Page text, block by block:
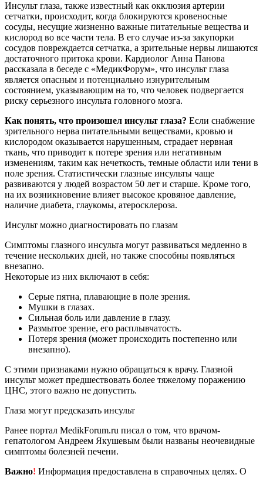
Инсульт глаза, также известный как окклюзия артерии
сетчатки, происходит, когда блокируются кровеносные
сосуды, несущие жизненно важные питательные вещества и
кислород во все части тела. В его случае из-за закупорки
сосудов повреждается сетчатка, а зрительные нервы лишаются
достаточного притока крови. Кардиолог Анна Панова
рассказала в беседе с «МедикФорум», что инсульт глаза
является опасным и потенциально изнурительным
состоянием, указывающим на то, что человек подвергается
риску серьезного инсульта головного мозга.
Как понять, что произошел инсульт глаза? Если снабжение
зрительного нерва питательными веществами, кровью и
кислородом оказывается нарушенным, страдает нервная
ткань, что приводит к потере зрения или негативным
изменениям, таким как нечеткость, темные области или тени в
поле зрения. Статистически глазные инсульты чаще
развиваются у людей возрастом 50 лет и старше. Кроме того,
на их возникновение влияет высокое кровяное давление,
наличие диабета, глаукомы, атеросклероза.
Инсульт можно диагностировать по глазам
Симптомы глазного инсульта могут развиваться медленно в
течение нескольких дней, но также способны появляться
внезапно.
Некоторые из них включают в себя:
Серые пятна, плавающие в поле зрения.
Мушки в глазах.
Сильная боль или давление в глазу.
Размытое зрение, его расплывчатость.
Потеря зрения (может происходить постепенно или
внезапно).
С этими признаками нужно обращаться к врачу. Глазной
инсульт может предшествовать более тяжелому поражению
ЦНС, этого важно не допустить.
Глаза могут предсказать инсульт
Ранее портал MedikForum.ru писал о том, что врачом-
гепатологом Андреем Якушевым были названы неочевидные
симптомы болезней печени.
Важно! Информация предоставлена в справочных целях. О